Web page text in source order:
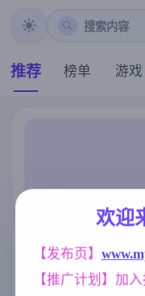
搜索内容
推荐 榜单 游戏
欢迎
【发布页】
【推广计划】加